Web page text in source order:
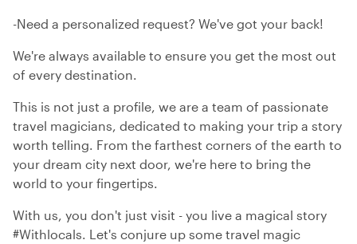
-Need a personalized request? We've got your back!
We're always available to ensure you get the most out
of every destination.
This is not just a profile, we are a team of passionate
travel magicians, dedicated to making your trip a story
worth telling. From the farthest corners of the earth to
your dream city next door, we're here to bring the
world to your fingertips.
With us, you don't just visit - you live a magical story
#Withlocals. Let's conjure up some travel magic